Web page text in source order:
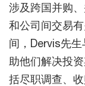
涉及跨国并购
和公司间交易
间，Dervis先
助他们解决投
括尽职调查、